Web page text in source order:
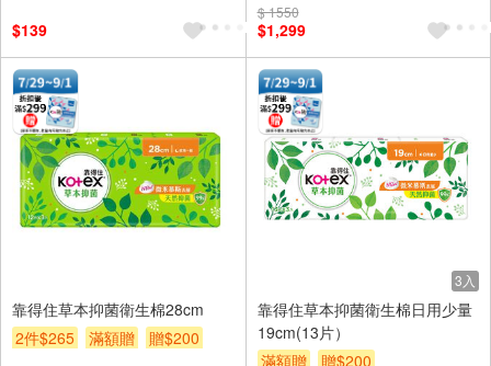
$139
$ 1550
$1,299
靠得住草本抑菌衛生棉28cm
2件$265
滿額贈 贈$200
3入
靠得住草本抑菌衛生棉日用少量
19cm(13片）
滿額贈
贈$200